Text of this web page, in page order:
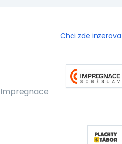
Chci zde
Impregnace